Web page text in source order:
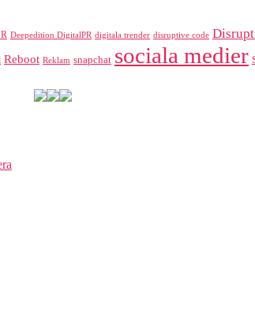
Deepedition DigitalPR digitala trender disruptive code
Reboot Reklam snapchat sociala medier